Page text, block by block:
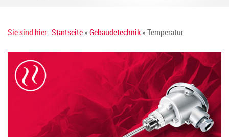
Sie sind hier: Startseite»Gebäudetechnik» Temperatur